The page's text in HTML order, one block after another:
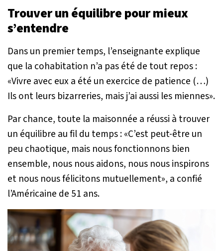
Trouver un équilibre pour mieux
s’entendre
Dans un premier temps, l’enseignante explique
que la cohabitation n’a pas été de tout repos :
«Vivre avec eux a été un exercice de patience (…)
Ils ont leurs bizarreries, mais j’ai aussi les miennes».
Par chance, toute la maisonnée a réussi à trouver
un équilibre au fil du temps : «C’est peut-être un
peu chaotique, mais nous fonctionnons bien
ensemble, nous nous aidons, nous nous inspirons
et nous nous félicitons mutuellement», a confié
l’Américaine de 51 ans.